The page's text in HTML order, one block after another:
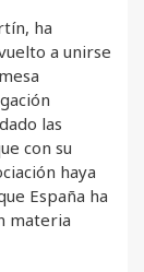
ha
a unirse
las
con su
haya
España ha
materia